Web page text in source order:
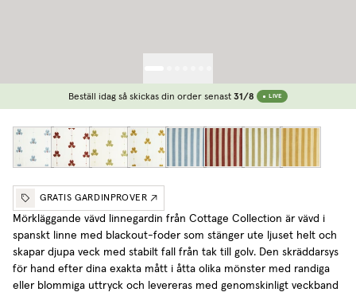
Beställ idag så skickas din order senast 31/8 LIVE
GRATIS GARDINPROVER
Mörkläggande vävd linnegardin från Cottage Collection är vävd i
spanskt linne med blackout-foder som stänger ute ljuset helt och
skapar djupa veck med stabilt fall från tak till golv. Den skräddarsys
för hand efter dina exakta mått i åtta olika mönster med randiga
eller blommiga uttryck och levereras med genomskinligt veckband